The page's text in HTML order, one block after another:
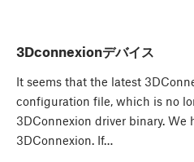
3Dconnexionデバイス
It seems that the latest
configuration file, which is no
3DConnexion driver binary. We
3DConnexion. If…